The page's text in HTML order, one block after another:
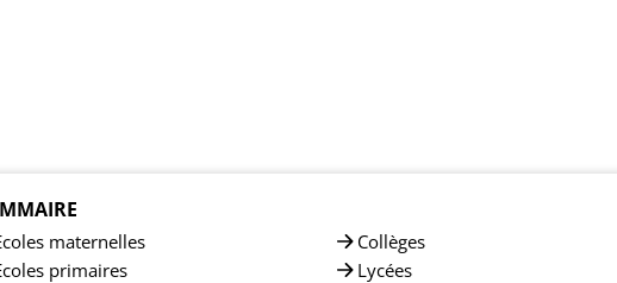
maternelles
primaires
Collèges
Lycées